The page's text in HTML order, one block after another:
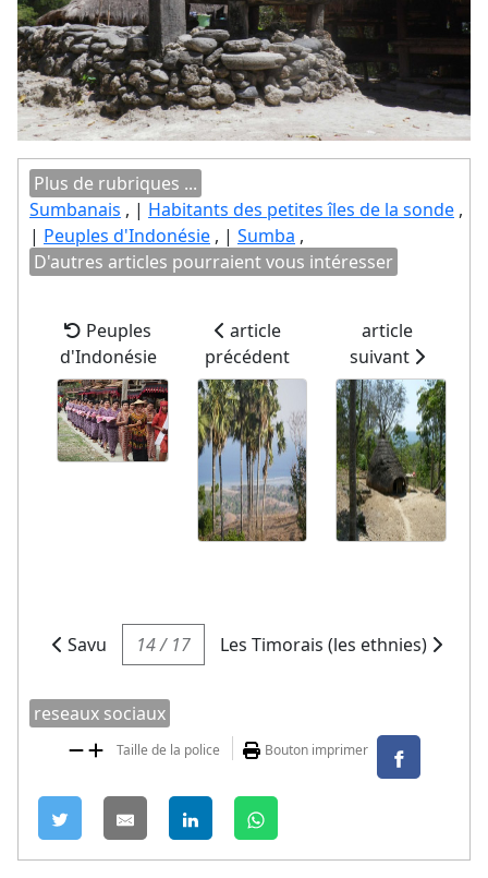
Plus de rubriques ...
Sumbanais , | Habitants des petites îles de la sonde ,
| Peuples d'Indonésie , | Sumba ,
D'autres articles pourraient vous intéresser
Peuples
d'Indonésie
article
précédent
article
suivant
Savu 14 / 17 Les Timorais (les ethnies)
reseaux sociaux
Taille de la police Bouton imprimer